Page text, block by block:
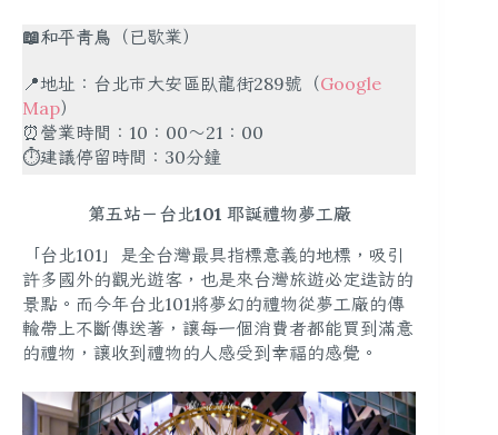
📖和平青鳥 （已歇業）
📍地址：台北市大安區臥龍街289號（Google
Map）
⏰營業時間：10：00～21：00
⏱建議停留時間：30分鐘
第五站－台北101 耶誕禮物夢工廠
「台北101」是全台灣最具指標意義的地標，吸引
許多國外的觀光遊客，也是來台灣旅遊必定造訪的
景點。而今年台北101將夢幻的禮物從夢工廠的傳
輸帶上不斷傳送著，讓每一個消費者都能買到滿意
的禮物，讓收到禮物的人感受到幸福的感覺。